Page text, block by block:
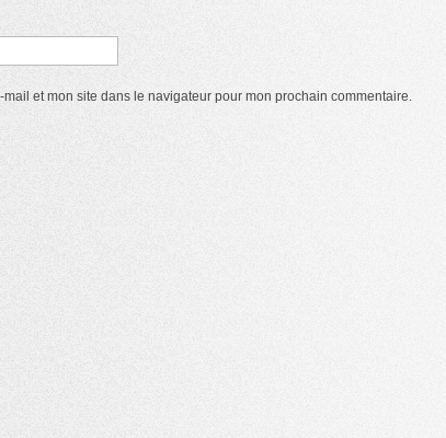
mail et mon site dans le navigateur pour mon prochain commentaire.